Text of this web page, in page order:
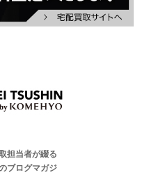
担当者が綴る
ブログマガジ